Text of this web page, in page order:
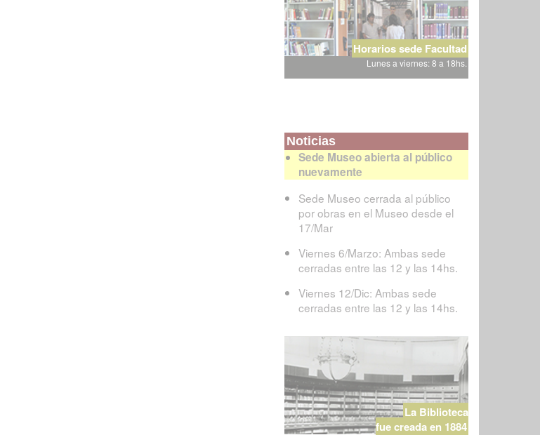
Horarios sede Facultad
Lunes a viernes: 8 a 18hs.
Noticias
Sede Museo abierta al público
nuevamente
Sede Museo cerrada al público
por obras en el Museo desde el
17/Mar
Viernes 6/Marzo: Ambas sede
cerradas entre las 12 y las 14hs.
Viernes 12/Dic: Ambas sede
cerradas entre las 12 y las 14hs.
La Biblioteca
fue creada en 1884